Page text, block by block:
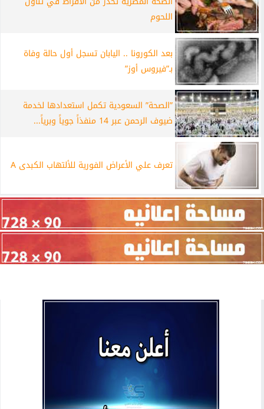
اللحوم
بعد الكورونا .. اليابان تسجل أول حالة وفاة
بـ”فيروس أوز”
”الصحة” السعودية تكمل استعدادها لخدمة
ضيوف الرحمن عبر 14 منفذاً جوياً وبرياً...
تعرف علي الأعراض الفورية للألتهاب الكبدى A